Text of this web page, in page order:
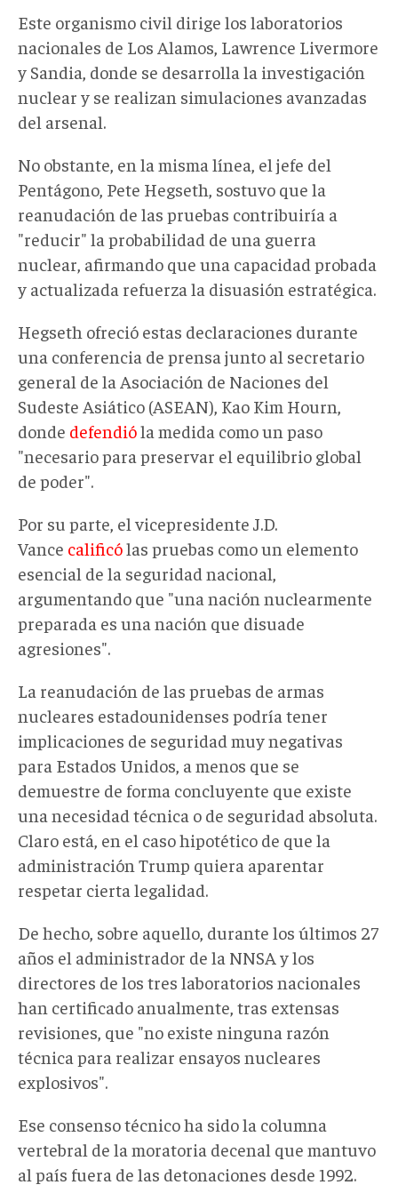
Este organismo civil dirige los laboratorios
nacionales de Los Alamos, Lawrence Livermore
y Sandia, donde se desarrolla la investigación
nuclear y se realizan simulaciones avanzadas
del arsenal.
No obstante, en la misma línea, el jefe del
Pentágono, Pete Hegseth, sostuvo que la
reanudación de las pruebas contribuiría a
"reducir" la probabilidad de una guerra
nuclear, afirmando que una capacidad probada
y actualizada refuerza la disuasión estratégica.
Hegseth ofreció estas declaraciones durante
una conferencia de prensa junto al secretario
general de la Asociación de Naciones del
Sudeste Asiático (ASEAN), Kao Kim Hourn,
donde defendióla medida como un paso
"necesario para preservar el equilibrio global
de poder".
Por su parte, el vicepresidente J.D.
Vance calificólas pruebas como un elemento
esencial de la seguridad nacional,
argumentando que "una nación nuclearmente
preparada es una nación que disuade
agresiones".
La reanudación de las pruebas de armas
nucleares estadounidenses podría tener
implicaciones de seguridad muy negativas
para Estados Unidos, a menos que se
demuestre de forma concluyente que existe
una necesidad técnica o de seguridad absoluta.
Claro está, en el caso hipotético de que la
administración Trump quiera aparentar
respetar cierta legalidad.
De hecho, sobre aquello, durante los últimos 27
años el administrador de la NNSA y los
directores de los tres laboratorios nacionales
han certificado anualmente, tras extensas
revisiones, que "no existe ninguna razón
técnica para realizar ensayos nucleares
explosivos".
Ese consenso técnico ha sido la columna
vertebral de la moratoria decenal que mantuvo
al país fuera de las detonaciones desde 1992.